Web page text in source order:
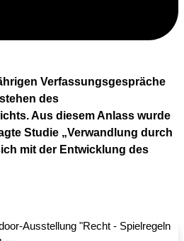
Verfassungsgespräche
des
Aus diesem Anlass wurde
Studie „Verwandlung durch
mit der Entwicklung des